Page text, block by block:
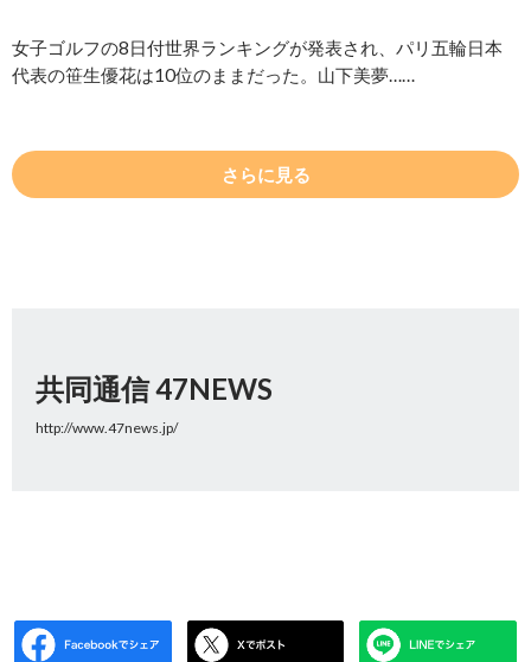
女子ゴルフの8日付世界ランキングが発表され、パリ五輪日本
代表の笹生優花は10位のままだった。山下美夢……
さらに見る
共同通信 47NEWS
http://www.47news.jp/